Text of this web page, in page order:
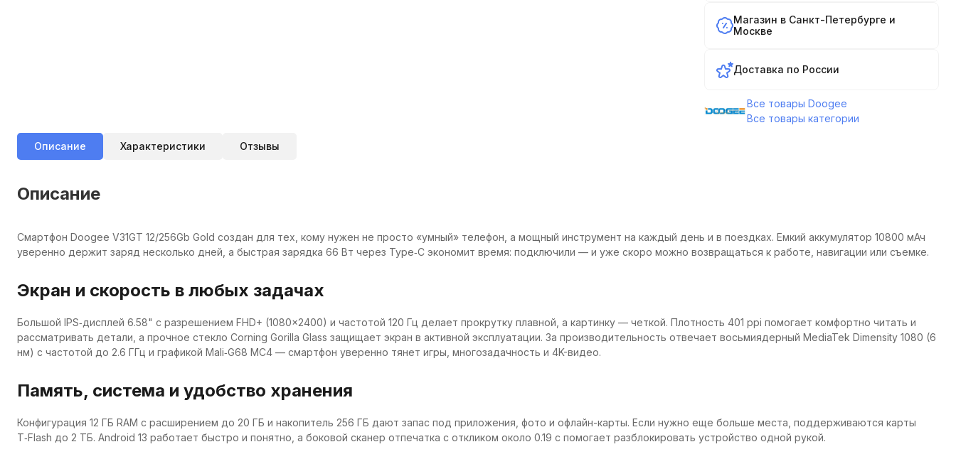
Магазин в Санкт-Петербурге и
Москве
Доставка по России
Все товары Doogee
Все товары категории
Описание Характеристики Отзывы
Описание
Смартфон Doogee V31GT 12/256Gb Gold создан для тех, кому нужен не просто «умный» телефон, а мощный инструмент на каждый день и в поездках. Емкий аккумулятор 10800 мАч
уверенно держит заряд несколько дней, а быстрая зарядка 66 Вт через Type‑C экономит время: подключили — и уже скоро можно возвращаться к работе, навигации или съемке.
Экран и скорость в любых задачах
Большой IPS‑дисплей 6.58" с разрешением FHD+ (1080×2400) и частотой 120 Гц делает прокрутку плавной, а картинку — четкой. Плотность 401 ppi помогает комфортно читать и
рассматривать детали, а прочное стекло Corning Gorilla Glass защищает экран в активной эксплуатации. За производительность отвечает восьмиядерный MediaTek Dimensity 1080 (6
нм) с частотой до 2.6 ГГц и графикой Mali‑G68 MC4 — смартфон уверенно тянет игры, многозадачность и 4K-видео.
Память, система и удобство хранения
Конфигурация 12 ГБ RAM с расширением до 20 ГБ и накопитель 256 ГБ дают запас под приложения, фото и офлайн-карты. Если нужно еще больше места, поддерживаются карты
T‑Flash до 2 ТБ. Android 13 работает быстро и понятно, а боковой сканер отпечатка с откликом около 0.19 с помогает разблокировать устройство одной рукой.